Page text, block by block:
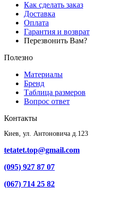
Как сделать заказ
Доставка
Оплата
Гарантия и возврат
Перезвонить Вам?
Полезно
Материалы
Бренд
Таблица размеров
Вопрос ответ
Контакты
Киев, ул. Антоновича д.123
tetatet.top@gmail.com
(095) 927 87 07
(067) 714 25 82